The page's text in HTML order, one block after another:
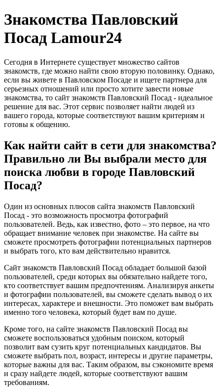
Знакомства Павловский
Посад Lamour24
Сегодня в Интернете существует множество сайтов
знакомств, где можно найти свою вторую половинку. Однако,
если вы живете в Павловском Посаде и ищете партнера для
серьезных отношений или просто хотите завести новые
знакомства, то сайт знакомств Павловский Посад - идеальное
решение для вас. Этот сервис позволяет найти людей из
вашего города, которые соответствуют вашим критериям и
готовы к общению.
Как найти сайт в сети для знакомства?
Правильно ли Вы выбрали место для
поиска любви в городе Павловский
Посад?
Один из основных плюсов сайта знакомств Павловский
Посад - это возможность просмотра фотографий
пользователей. Ведь, как известно, фото – это первое, на что
обращает внимание человек при знакомстве. На сайте вы
сможете просмотреть фотографии потенциальных партнеров
и выбрать того, кто вам действительно нравится.
Сайт знакомств Павловский Посад обладает большой базой
пользователей, среди которых вы обязательно найдете того,
кто соответствует вашим предпочтениям. Анализируя анкеты
и фотографии пользователей, вы сможете сделать вывод о их
интересах, характере и внешности. Это поможет вам выбрать
именно того человека, который будет вам по душе.
Кроме того, на сайте знакомств Павловский Посад вы
сможете воспользоваться удобным поиском, который
позволит вам сузить круг потенциальных кандидатов. Вы
сможете выбрать пол, возраст, интересы и другие параметры,
которые важны для вас. Таким образом, вы сэкономите время
и сразу найдете людей, которые соответствуют вашим
требованиям.